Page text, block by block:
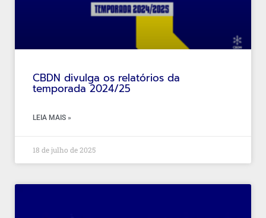
CBDN divulga os relatórios da
temporada 2024/25
LEIA MAIS »
18 de julho de 2025